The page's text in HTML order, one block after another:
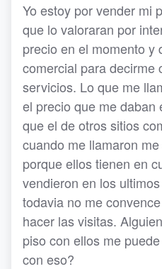
Yo estoy por vender mi
que lo valoraran por
precio en el momento y
comercial para decirme
servicios. Lo que me
el precio que me daban
que el de otros sitios
cuando me llamaron
porque ellos tienen en
vendieron en los
todavia no me
hacer las visitas.
piso con ellos me
con eso?